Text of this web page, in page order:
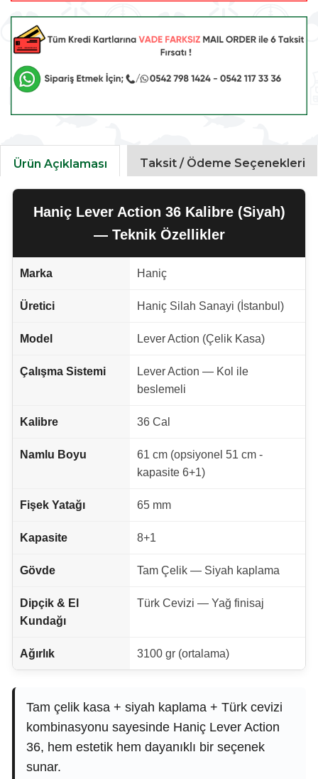
Ürün Açıklaması Taksit / Ödeme Seçenekleri
Haniç Lever Action 36 Kalibre (Siyah)
— Teknik Özellikler
Marka Haniç
Üretici Haniç Silah Sanayi (İstanbul)
Model Lever Action (Çelik Kasa)
Çalışma Sistemi
Lever Action — Kol ile
beslemeli
Kalibre 36 Cal
Namlu Boyu
61 cm (opsiyonel 51 cm -
kapasite 6+1)
Fişek Yatağı 65 mm
Kapasite 8+1
Gövde Tam Çelik — Siyah kaplama
Dipçik & El
Kundağı
Türk Cevizi — Yağ finisaj
Ağırlık 3100 gr (ortalama)
Tam çelik kasa + siyah kaplama + Türk cevizi
kombinasyonu sayesinde Haniç Lever Action
36, hem estetik hem dayanıklı bir seçenek
sunar.